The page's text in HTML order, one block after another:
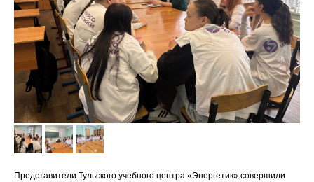
Представители Тульского учебного центра «Энергетик» совершили